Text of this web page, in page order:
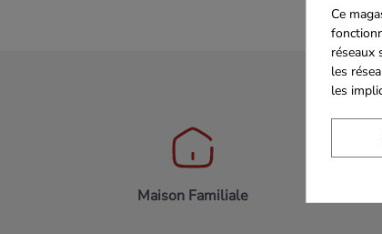
Maison Familiale
Ce
réseaux
les
les